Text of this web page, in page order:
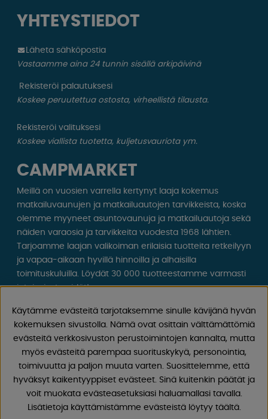
YHTEYSTIEDOT
Läheta sähköpostia
Vastaamme aina 24 tunnin sisällä arkipäivinä
Rekisteröi palautuksesi
Koskee peruutettua ostosta, virheellistä tilausta.
Rekisteröi valituksesi
Koskee viallista tuotetta, kuljetusvauriota ym.
CAMPMARKET
Meillä on vuosien varrella kertynyt laaja kokemus
matkailuvaunujen ja matkailuautojen tarvikkeista, koska
olemme myyneet asuntovaunuja ja matkailuautoja sekä
näiden varaosia ja tarvikkeita vuodesta 1968 lähtien.
Tarjoamme laajan valikoiman erilaisia ​​tuotteita retkeilyyn
ja vapaa-aikaan hyvillä hinnoilla ja alhaisilla
toimituskuluilla. Löydät 30 000 tuotteestamme varmasti
jotain, josta pidät!
Seuraa meitä Facebookissa ja Instagramissa saadaksesi
inspiraatiota, uutisia ja ainutlaatuisia tarjouksia.
Leirintäelämä alkaa meiltä!
Käytämme evästeitä tarjotaksemme sinulle kävijänä hyvän
kokemuksen sivustolla. Nämä ovat osittain välttämättömiä
evästeitä verkkosivuston perustoimintojen kannalta, mutta
myös evästeitä parempaa suorituskykyä, personointia,
toimivuutta ja paljon muuta varten. Suosittelemme, että
hyväksyt kaikentyyppiset evästeet. Sinä kuitenkin päätät ja
voit muokata evästeasetuksiasi haluamallasi tavalla.
Lisätietoja käyttämistämme evästeistä löytyy täältä.